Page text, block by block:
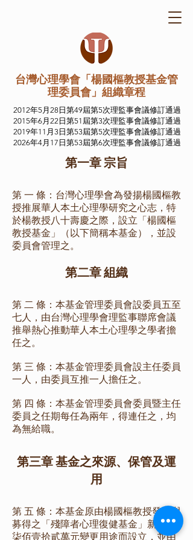
台灣心理學會「楊國樞教授基金管
理委員會」組織章程
2012年5月28日第49屆第5次理監事會議修訂通過
2015年6月22日第51屆第3次理監事會議修訂通過
2019年11月3日第53屆第5次理監事會議修訂通過
2026年4月17日第53屆第6次理監事會議修訂通過
第一章 宗旨
第 一 條：台灣心理學會為發揚楊國樞教
授推展華人本土心理學研究之心志，特
於楊教授八十壽慶之際，設立「楊國樞
教授基金」（以下簡稱本基金），並設
委員會管理之。
第二章 組織
第 二 條：本基金管理委員會設委員五至
七人，由台灣心理學會理監事聯席會議
推舉熱心推動華人本土心理學之學者擔
任之。
第 三 條：本基金管理委員會設主任委員
一人，由委員互推一人擔任之。
第 四 條：本基金管理委員會委員暨主任
委員之任期每任為兩年，得連任之，均
為無給職。
第三章 基金之來源、保管及運
用
第 五 條：本基金原由楊國樞教授發起與
募得之「殘障者心理復健基金」新台幣
柒佰壹拾貳萬元變更用途而設立，並由